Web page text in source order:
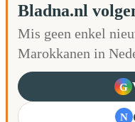
Bladna.nl
Mis geen enkel
Marokkanen in
G
N